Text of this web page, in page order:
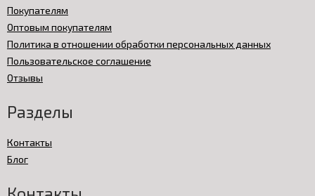
Покупателям
Оптовым покупателям
Политика в отношении обработки персональных данных
Пользовательское соглашение
Отзывы
Разделы
Контакты
Блог